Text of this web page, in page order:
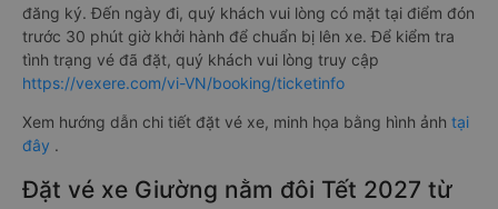
đăng ký. Đến ngày đi, quý khách vui lòng có mặt tại điểm đón
trước 30 phút giờ khởi hành để chuẩn bị lên xe. Để kiểm tra
tình trạng vé đã đặt, quý khách vui lòng truy cập
https://vexere.com/vi-VN/booking/ticketinfo
Xem hướng dẫn chi tiết đặt vé xe, minh họa bằng hình ảnh tại
đây .
Đặt vé xe Giường nằm đôi Tết 2027 từ